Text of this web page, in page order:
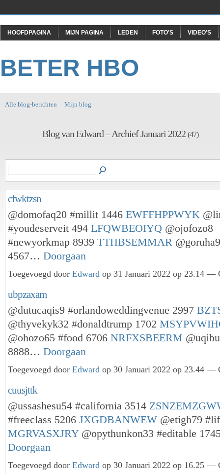
HOOFDPAGINA MIJN PAGINA LEDEN FOTO'S VIDEO'S
BETER HBO
Alle blog-berichten Mijn blog
Blog van Edward – Archief Januari 2022 (47)
cfwktzsn
@domofaq20 #millit 1446 EWFFHPPWYK
#youdeserveit 494 LFQWBEOIYQ @ojofozo8
#newyorkmap 8939 TTHBSEMMAR
4567… Doorgaan
Toegevoegd door Edward op 31 Januari 2022 op 23.14 —
ubpzaxam
@dutucaqis9 #orlandoweddingvenue 2997
@thyvekyk32 #donaldtrump 1702
@ohozo65 #food 6706 NRFXSBEERM
8888… Doorgaan
Toegevoegd door Edward op 30 Januari 2022 op 23.44 —
cuusjttk
@ussashesu54 #california 3514
#freeclass 5206 JXGDBANWEW @etigh79
MGRVASXJRY@opythunkon33 #editable
Doorgaan
Toegevoegd door Edward op 30 Januari 2022 op 16.25 —